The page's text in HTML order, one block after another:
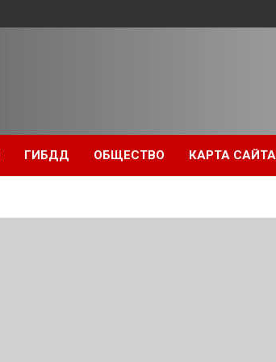
ГИБДД ОБЩЕСТВО КАРТА САЙТА